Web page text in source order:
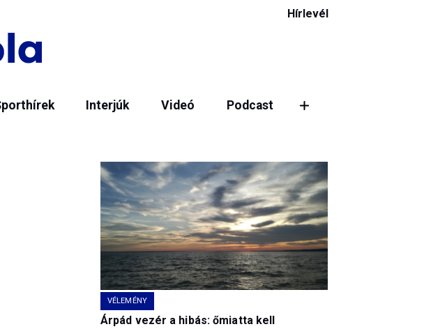
Hírlevél
Interjúk Videó Podcast
VÉLEMÉNY
Árpád vezér a hibás: őmiatta kell